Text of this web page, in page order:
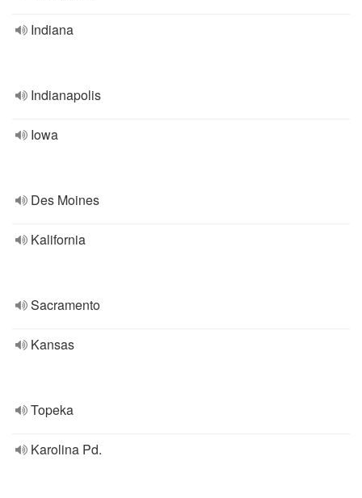
Indiana
Indianapolis
Iowa
Des Moines
Kalifornia
Sacramento
Kansas
Topeka
Karolina Pd.